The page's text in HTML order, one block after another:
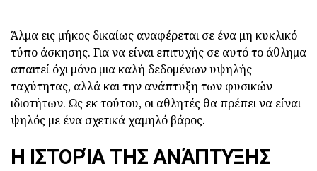
Άλμα εις μήκος δικαίως αναφέρεται σε ένα μη κυκλικό
τύπο άσκησης. Για να είναι επιτυχής σε αυτό το άθλημα
απαιτεί όχι μόνο μια καλή δεδομένων υψηλής
ταχύτητας, αλλά και την ανάπτυξη των φυσικών
ιδιοτήτων. Ως εκ τούτου, οι αθλητές θα πρέπει να είναι
ψηλός με ένα σχετικά χαμηλό βάρος.
Η ΙΣΤΟΡΊΑ ΤΗΣ ΑΝΆΠΤΥΞΗΣ